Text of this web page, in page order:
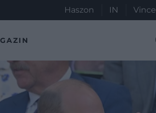
Haszon IN Vince